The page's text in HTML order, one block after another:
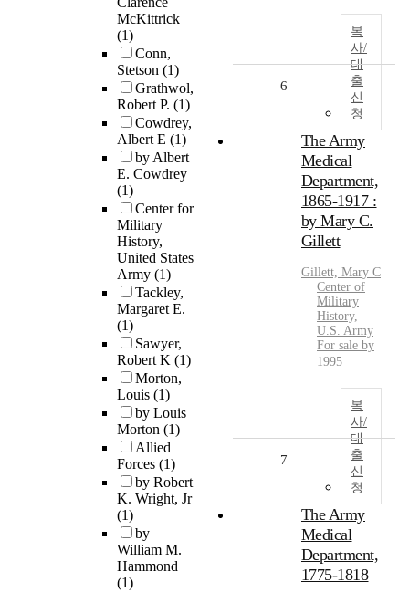
McKittrick
(1)
Conn,
Stetson (1)
Grathwol,
Robert P. (1)
Cowdrey,
Albert E (1)
by Albert
E. Cowdrey
(1)
Center for
Military
History,
United States
Army (1)
Tackley,
Margaret E.
(1)
Sawyer,
Robert K (1)
Morton,
Louis (1)
by Louis
Morton (1)
Allied
Forces (1)
by Robert
K. Wright, Jr
(1)
by
William M.
Hammond
(1)
복
사/
대
출
신
청
6
The Army
Medical
Department,
1865-1917 :
by Mary C.
Gillett
Gillett, Mary C
Center of
Military
History,
U.S. Army
For sale by
1995
복
사/
대
출
신
청
7
The Army
Medical
Department,
1775-1818